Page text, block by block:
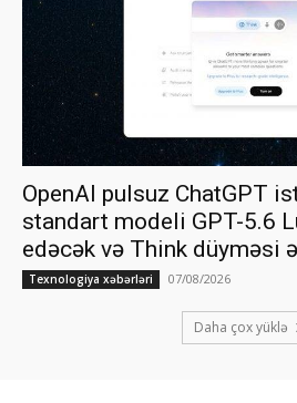
OpenAI pulsuz ChatGPT
standart modeli GPT-5.6
edəcək və Think düyməsi
Texnologiya xəbərləri 07/08/2026
Daha çox yüklə